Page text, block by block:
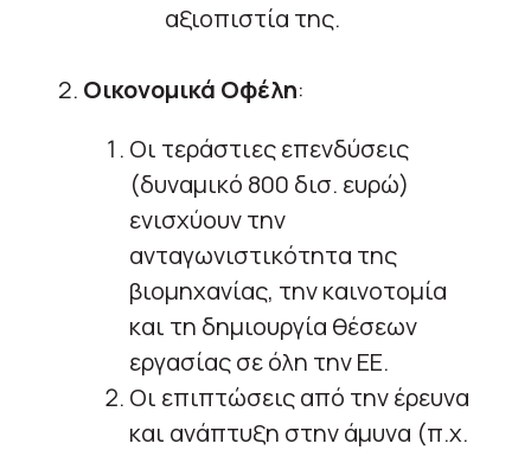
αξιοπιστία της.
2. Οικονομικά Οφέλη:
Οι τεράστιες επενδύσεις
(δυναμικό 800 δισ. ευρώ)
ενισχύουν την
ανταγωνιστικότητα της
βιομηχανίας, την καινοτομία
και τη δημιουργία θέσεων
εργασίας σε όλη την ΕΕ.
Οι επιπτώσεις από την έρευνα
και ανάπτυξη στην άμυνα (π.χ.